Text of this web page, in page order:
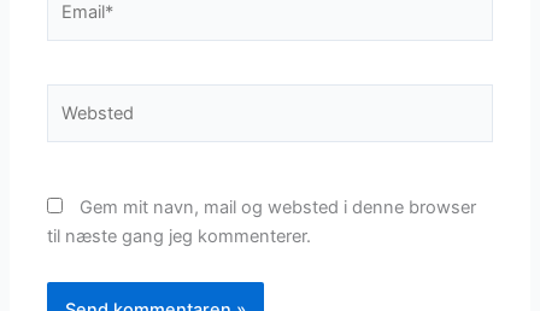
Gem mit navn, mail og websted i denne browser
til næste gang jeg kommenterer.